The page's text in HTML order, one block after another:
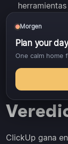
Y como se
veces la
tener
ClickUp gana
Morgen
Plan your
One calm home